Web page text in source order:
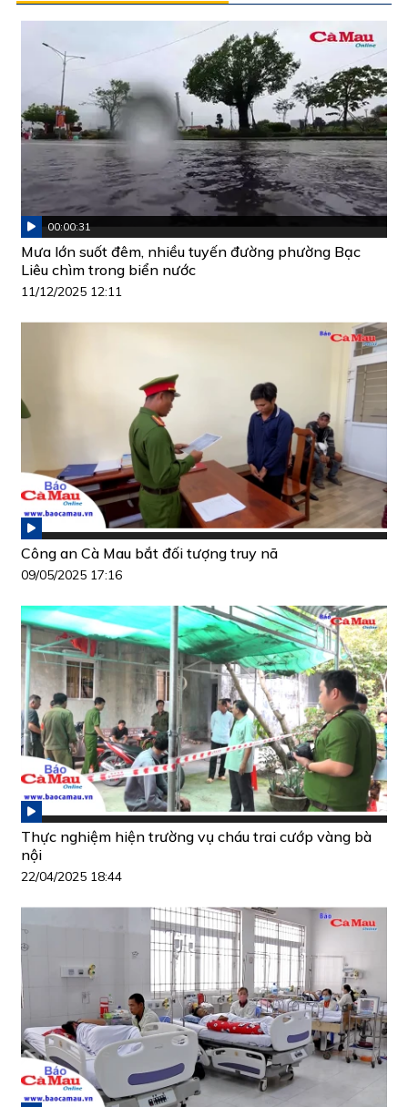
00:00:31
Mưa lớn suốt đêm, nhiều tuyến đường phường Bạc
Liêu chìm trong biển nước
11/12/2025 12:11
Công an Cà Mau bắt đối tượng truy nã
09/05/2025 17:16
Thực nghiệm hiện trường vụ cháu trai cướp vàng bà
nội
22/04/2025 18:44